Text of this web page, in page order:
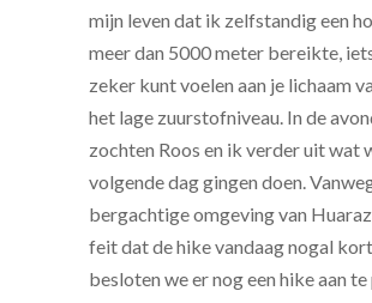
mijn leven dat ik zelfstandig een
meer dan 5000 meter bereikte,
zeker kunt voelen aan je lichaam
het lage zuurstofniveau. In de
zochten Roos en ik verder uit wat
volgende dag gingen doen.
bergachtige omgeving van
feit dat de hike vandaag nogal
besloten we er nog een hike aan te